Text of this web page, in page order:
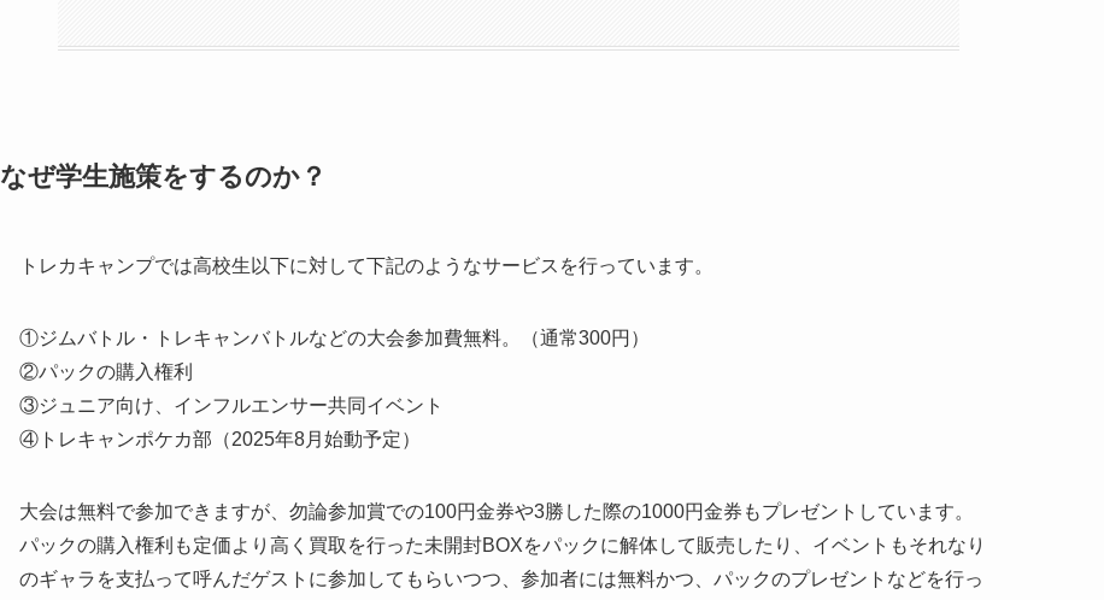
なぜ学生施策をするのか？
トレカキャンプでは高校生以下に対して下記のようなサービスを行っています。
①ジムバトル・トレキャンバトルなどの大会参加費無料。（通常300円）
②パックの購入権利
③ジュニア向け、インフルエンサー共同イベント
④トレキャンポケカ部（2025年8月始動予定）
大会は無料で参加できますが、勿論参加賞での100円金券や3勝した際の1000円金券もプレゼントしています。
パックの購入権利も定価より高く買取を行った未開封BOXをパックに解体して販売したり、イベントもそれなり
のギャラを支払って呼んだゲストに参加してもらいつつ、参加者には無料かつ、パックのプレゼントなどを行っ